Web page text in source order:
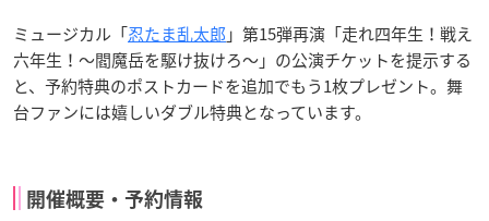
ミュージカル「忍たま乱太郎 」第15弾再演「走れ四年生！戦え
六年生！〜閻魔岳を駆け抜けろ〜」の公演チケットを提示する
と、予約特典のポストカードを追加でもう1枚プレゼント。舞
台ファンには嬉しいダブル特典となっています。
開催概要・予約情報